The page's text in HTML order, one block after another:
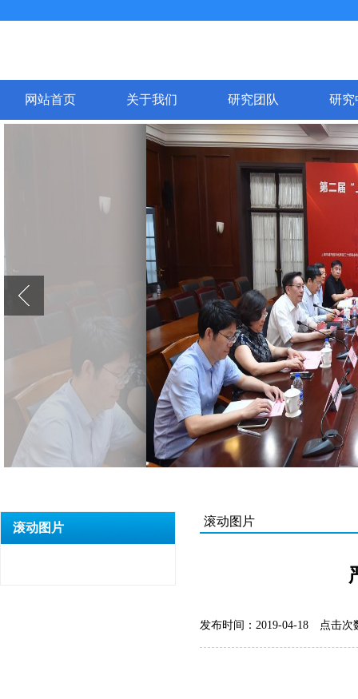
网站首页 关于我们 研究团队 研究
滚动图片 滚动图片
发布时间：2019-04-18 点击次